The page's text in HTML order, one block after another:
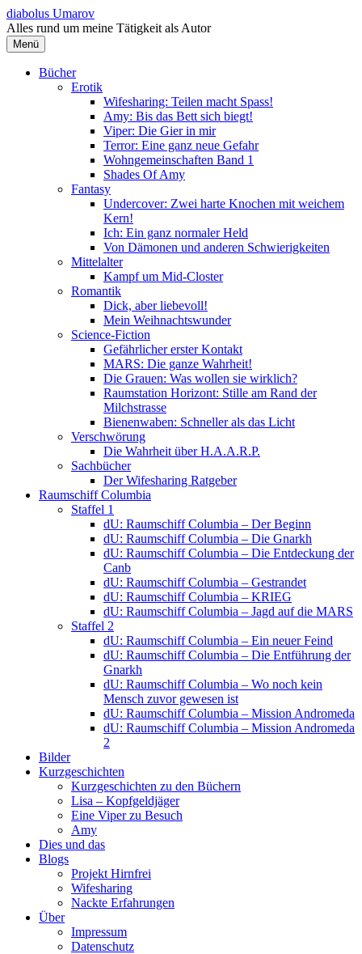
Springe
zum
Inhalt
diabolus Umarov
Alles rund um meine Tätigkeit als Autor
Menü
Bücher
Erotik
Wifesharing: Teilen macht Spass!
Amy: Bis das Bett sich biegt!
Viper: Die Gier in mir
Terror: Eine ganz neue Gefahr
Wohngemeinschaften Band 1
Shades Of Amy
Fantasy
Undercover: Zwei harte Knochen mit weichem
Kern!
Ich: Ein ganz normaler Held
Von Dämonen und anderen Schwierigkeiten
Mittelalter
Kampf um Mid-Closter
Romantik
Dick, aber liebevoll!
Mein Weihnachtswunder
Science-Fiction
Gefährlicher erster Kontakt
MARS: Die ganze Wahrheit!
Die Grauen: Was wollen sie wirklich?
Raumstation Horizont: Stille am Rand der
Milchstrasse
Bienenwaben: Schneller als das Licht
Verschwörung
Die Wahrheit über H.A.A.R.P.
Sachbücher
Der Wifesharing Ratgeber
Raumschiff Columbia
Staffel 1
dU: Raumschiff Columbia – Der Beginn
dU: Raumschiff Columbia – Die Gnarkh
dU: Raumschiff Columbia – Die Entdeckung der
Canb
dU: Raumschiff Columbia – Gestrandet
dU: Raumschiff Columbia – KRIEG
dU: Raumschiff Columbia – Jagd auf die MARS
Staffel 2
dU: Raumschiff Columbia – Ein neuer Feind
dU: Raumschiff Columbia – Die Entführung der
Gnarkh
dU: Raumschiff Columbia – Wo noch kein
Mensch zuvor gewesen ist
dU: Raumschiff Columbia – Mission Andromeda
dU: Raumschiff Columbia – Mission Andromeda
2
Bilder
Kurzgeschichten
Kurzgeschichten zu den Büchern
Lisa – Kopfgeldjäger
Eine Viper zu Besuch
Amy
Dies und das
Blogs
Projekt Hirnfrei
Wifesharing
Nackte Erfahrungen
Über
Impressum
Datenschutz